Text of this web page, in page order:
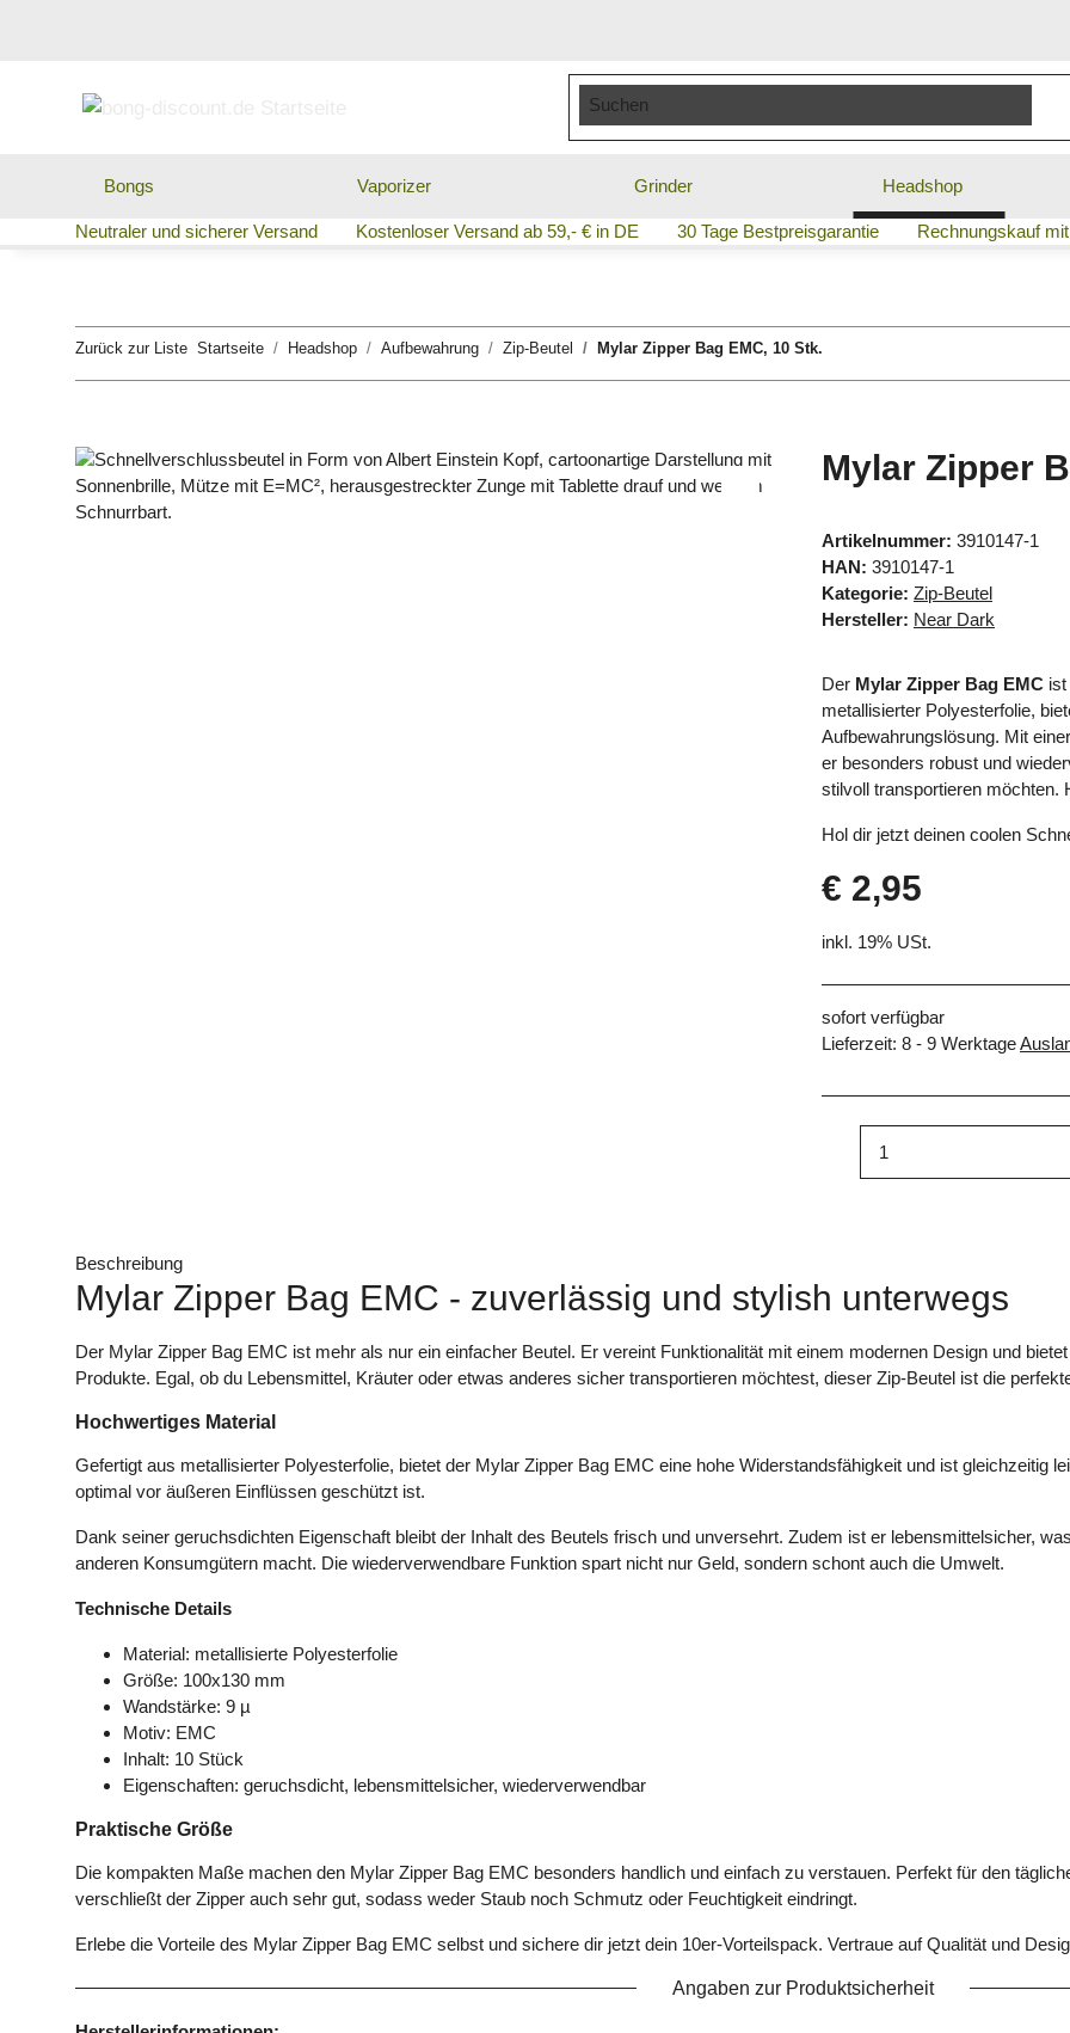
Bongs Vaporizer Grinder Headshop
Neutraler und sicherer Versand Kostenloser Versand ab 59,- € in DE 30 Tage Bestpreisgarantie Rechnungskauf
Zurück zur Liste Startseite Headshop Aufbewahrung Zip-Beutel Mylar Zipper Bag EMC, 10 Stk.
Mylar Zipper
Artikelnummer: 3910147-1
HAN: 3910147-1
Kategorie: Zip-Beutel
Hersteller: Near Dark
Der Mylar Zipper Bag EMC
metallisierter Polyesterfolie,
Aufbewahrungslösung. Mit
er besonders robust und
stilvoll transportieren möchten.
Hol dir jetzt deinen coolen
€ 2,95
inkl. 19% USt.
sofort verfügbar
Lieferzeit: 8 - 9 Werktage
Beschreibung
Mylar Zipper Bag EMC - zuverlässig und stylish unterwegs
Der Mylar Zipper Bag EMC ist mehr als nur ein einfacher Beutel. Er vereint Funktionalität mit einem modernen Design und
Produkte. Egal, ob du Lebensmittel, Kräuter oder etwas anderes sicher transportieren möchtest, dieser Zip-Beutel ist die
Hochwertiges Material
Gefertigt aus metallisierter Polyesterfolie, bietet der Mylar Zipper Bag EMC eine hohe Widerstandsfähigkeit und ist gleichzeitig
optimal vor äußeren Einflüssen geschützt ist.
Dank seiner geruchsdichten Eigenschaft bleibt der Inhalt des Beutels frisch und unversehrt. Zudem ist er lebensmittelsicher,
anderen Konsumgütern macht. Die wiederverwendbare Funktion spart nicht nur Geld, sondern schont auch die Umwelt.
Technische Details
Material: metallisierte Polyesterfolie
Größe: 100x130 mm
Wandstärke: 9 µ
Motiv: EMC
Inhalt: 10 Stück
Eigenschaften: geruchsdicht, lebensmittelsicher, wiederverwendbar
Praktische Größe
Die kompakten Maße machen den Mylar Zipper Bag EMC besonders handlich und einfach zu verstauen. Perfekt für den
verschließt der Zipper auch sehr gut, sodass weder Staub noch Schmutz oder Feuchtigkeit eindringt.
Erlebe die Vorteile des Mylar Zipper Bag EMC selbst und sichere dir jetzt dein 10er-Vorteilspack. Vertraue auf Qualität und
Angaben zur Produktsicherheit